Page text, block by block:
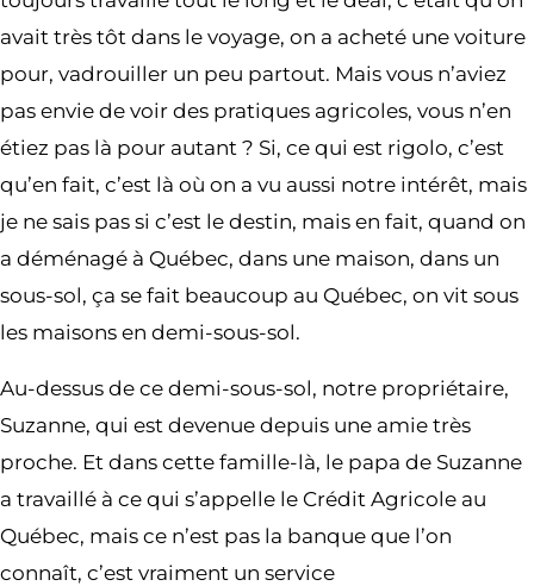
avait très tôt dans le voyage, on a acheté une voiture
pour, vadrouiller un peu partout. Mais vous n’aviez
pas envie de voir des pratiques agricoles, vous n’en
étiez pas là pour autant ? Si, ce qui est rigolo, c’est
qu’en fait, c’est là où on a vu aussi notre intérêt, mais
je ne sais pas si c’est le destin, mais en fait, quand on
a déménagé à Québec, dans une maison, dans un
sous-sol, ça se fait beaucoup au Québec, on vit sous
les maisons en demi-sous-sol.
Au-dessus de ce demi-sous-sol, notre propriétaire,
Suzanne, qui est devenue depuis une amie très
proche. Et dans cette famille-là, le papa de Suzanne
a travaillé à ce qui s’appelle le Crédit Agricole au
Québec, mais ce n’est pas la banque que l’on
connaît, c’est vraiment un service